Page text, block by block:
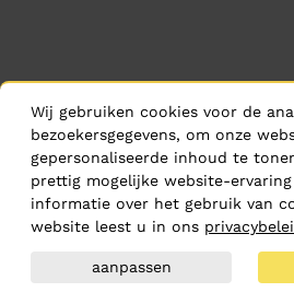
Wij gebruiken cookies voor de
bezoekersgegevens, om onze
gepersonaliseerde inhoud te
prettig mogelijke website-
informatie over het gebruik van
website leest u in ons
aanpassen